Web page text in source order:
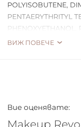
POLYISOBUTENE,
PENTAERYTHRITYL
PHENOXYETHANOL,
CONTAIN (PEUT
ВИЖ ПОВЕЧЕ
Вие оценявате: